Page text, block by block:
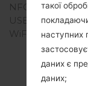
NFC
USB
WiFi
такої
наступних
даних є
даних;